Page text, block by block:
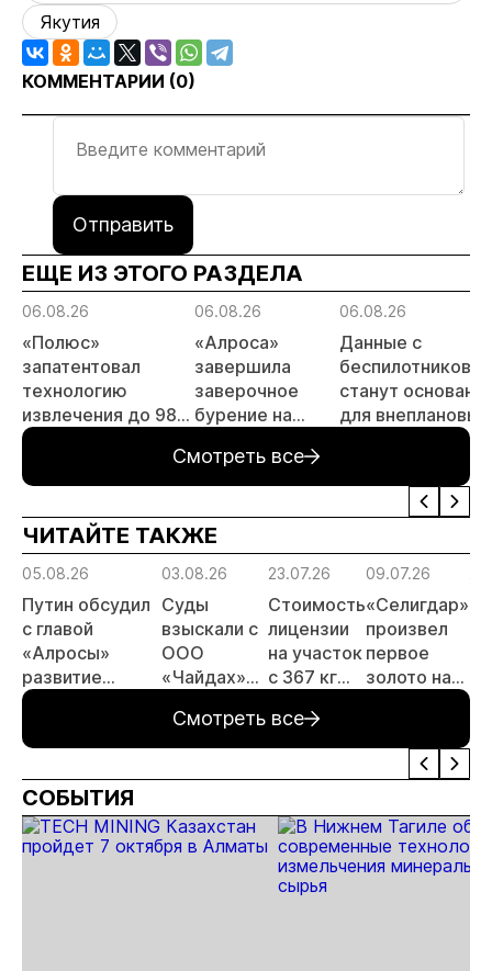
Якутия
КОММЕНТАРИИ (0)
Отправить
ЕЩЕ ИЗ ЭТОГО РАЗДЕЛА
06.08.26
«Полюс»
запатентовал
технологию
извлечения до 98%
золота из
металлургического
шлака
06.08.26
«Алроса»
завершила
заверочное
бурение на
месторождении
Дегдекан
06.08.26
Данные с
беспилотников
станут
для внеплановых
Смотреть все
ЧИТАЙТЕ ТАКЖЕ
05.08.26
Путин обсудил
с главой
«Алросы»
развитие
золотодобычи
энергетических
проектов в
Якутии
03.08.26
Суды
взыскали с
ООО
«Чайдах»
рублей за
незаконную
добычу
Якутии
23.07.26
Стоимость
лицензии
на участок
с 367 кг
Якутии
выросла
почти в 50
09.07.26
«Селигдар»
произвел
первое
золото на
Смотреть все
СОБЫТИЯ